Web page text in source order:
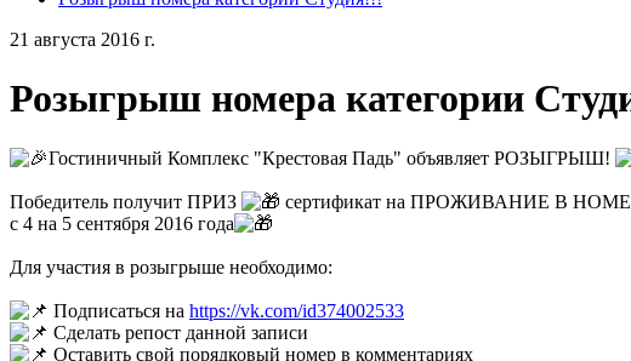
21 августа 2016 г.
Розыгрыш номера категории
Гостиничный Комплекс "Крестовая Падь" объявляет РОЗЫГРЫШ!
Победитель получит ПРИЗ
сертификат на ПРОЖИВАНИЕ В
с 4 на 5 сентября 2016 года
Для участия в розыгрыше необходимо:
Подписаться на https://vk.com/id374002533
Сделать репост данной записи
Оставить свой порядковый номер в комментариях